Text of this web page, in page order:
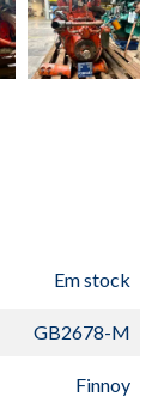
Em stock
GB2678-M
Finnoy